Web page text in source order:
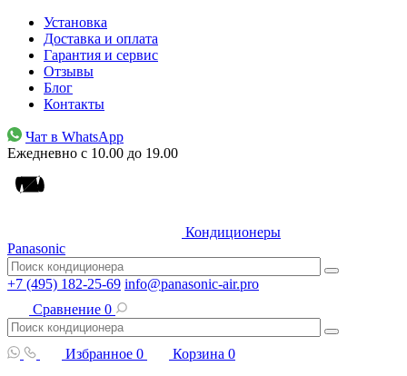
Установка
Доставка и оплата
Гарантия и сервис
Отзывы
Блог
Контакты
Чат в WhatsApp
Ежедневно с 10.00 до 19.00
Кондиционеры
Panasonic
+7 (495) 182-25-69 info@panasonic-air.pro
Сравнение 0
Избранное 0 Корзина 0